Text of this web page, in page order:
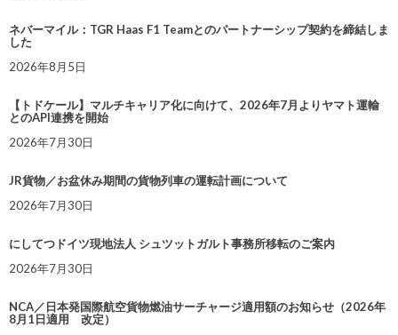
ネバーマイル：TGR Haas F1 Teamとのパートナーシップ契約を締結しま
した
2026年8月5日
【トドケール】マルチキャリア化に向けて、2026年7月よりヤマト運輸
とのAPI連携を開始
2026年7月30日
JR貨物／お盆休み期間の貨物列車の運転計画について
2026年7月30日
にしてつドイツ現地法人 シュツットガルト事務所移転のご案内
2026年7月30日
NCA／日本発国際航空貨物燃油サーチャージ適用額のお知らせ（2026年
8月1日適用 改定）